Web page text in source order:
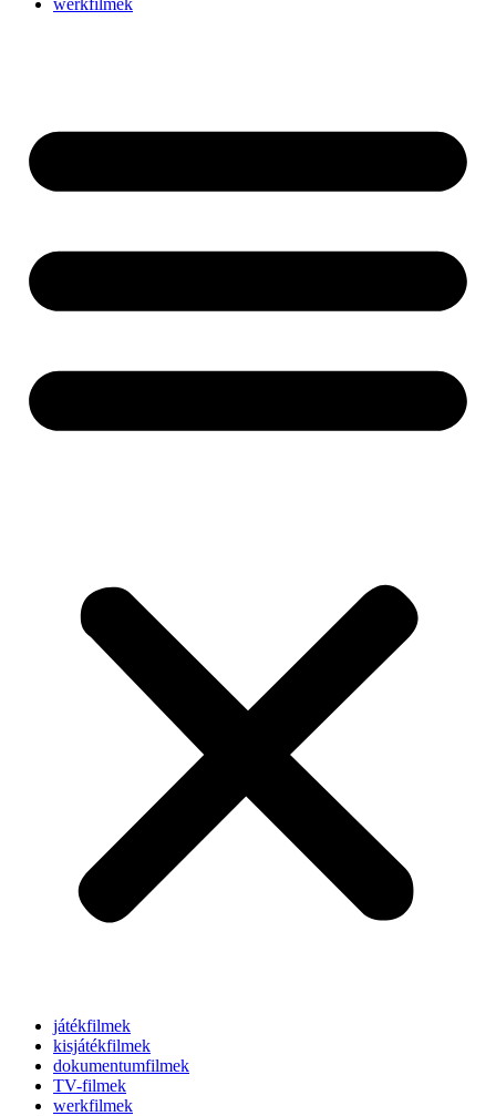
werkfilmek
játékfilmek
kisjátékfilmek
dokumentumfilmek
TV-filmek
werkfilmek